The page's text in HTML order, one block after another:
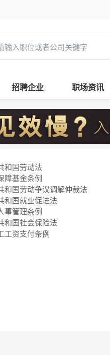
招聘企业 职场资讯
和国劳动法
障基金条例
和国劳动争议调解仲裁法
和国就业促进法
事管理条例
和国社会保险法
工资支付条例